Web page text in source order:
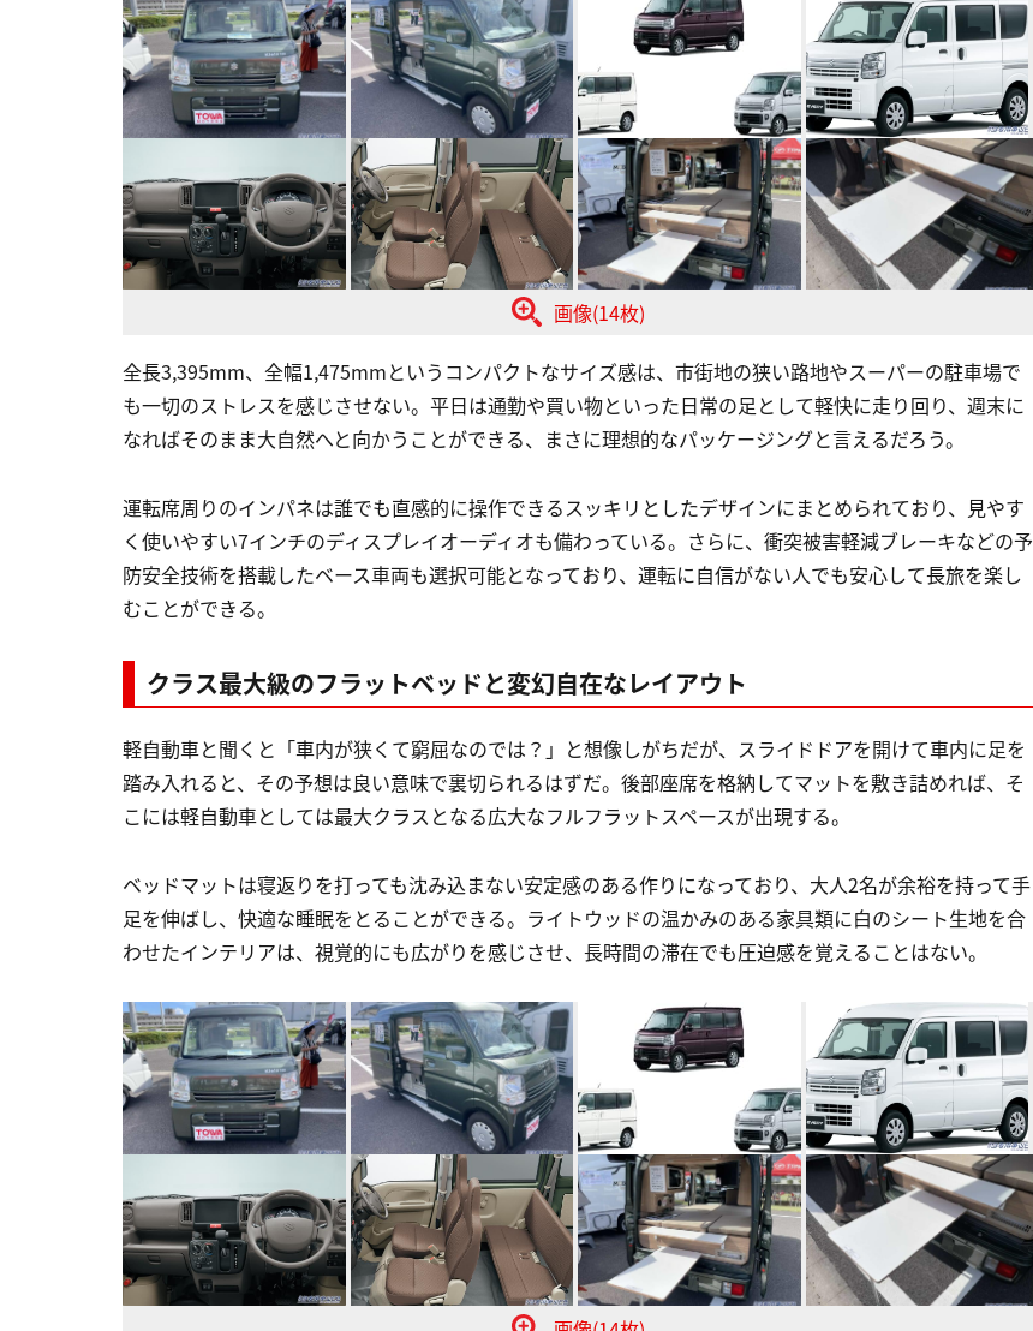
画像(14枚)
全長3,395mm、全幅1,475mmというコンパクトなサイズ感は、市街地の狭い路地やスーパーの駐車場で
も一切のストレスを感じさせない。平日は通勤や買い物といった日常の足として軽快に走り回り、週末に
なればそのまま大自然へと向かうことができる、まさに理想的なパッケージングと言えるだろう。
運転席周りのインパネは誰でも直感的に操作できるスッキリとしたデザインにまとめられており、見やす
く使いやすい7インチのディスプレイオーディオも備わっている。さらに、衝突被害軽減ブレーキなどの予
防安全技術を搭載したベース車両も選択可能となっており、運転に自信がない人でも安心して長旅を楽し
むことができる。
クラス最大級のフラットベッドと変幻自在なレイアウト
軽自動車と聞くと「車内が狭くて窮屈なのでは？」と想像しがちだが、スライドドアを開けて車内に足を
踏み入れると、その予想は良い意味で裏切られるはずだ。後部座席を格納してマットを敷き詰めれば、そ
こには軽自動車としては最大クラスとなる広大なフルフラットスペースが出現する。
ベッドマットは寝返りを打っても沈み込まない安定感のある作りになっており、大人2名が余裕を持って手
足を伸ばし、快適な睡眠をとることができる。ライトウッドの温かみのある家具類に白のシート生地を合
わせたインテリアは、視覚的にも広がりを感じさせ、長時間の滞在でも圧迫感を覚えることはない。